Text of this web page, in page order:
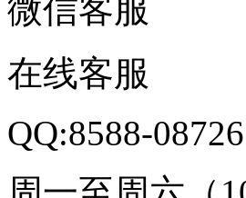
微信客服
在线客服
QQ:8588-08726